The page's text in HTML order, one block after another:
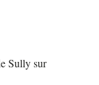
Sully sur